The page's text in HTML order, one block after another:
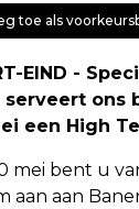
toe als
EIND -
ons
een High
mei bent u
aan aan